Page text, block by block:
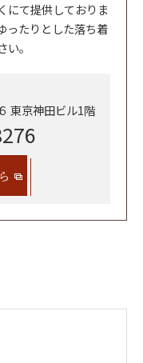
にて提供しておりま
ったりとした落ち着
。
東京神田ビル1階